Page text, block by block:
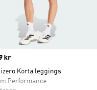
kr
Korta leggings
Performance